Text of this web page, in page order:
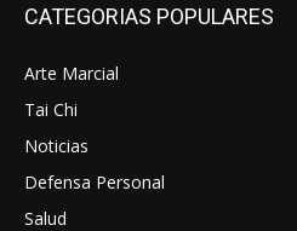
CATEGORIAS POPULARES
Arte Marcial
Tai Chi
Noticias
Defensa Personal
Salud